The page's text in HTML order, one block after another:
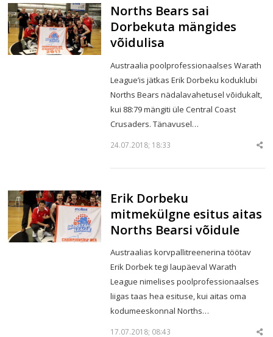
Norths Bears sai
Dorbekuta mängides
võidulisa
Austraalia poolprofessionaalses Warath
League’is jätkas Erik Dorbeku koduklubi
Norths Bears nädalavahetusel võidukalt,
kui 88:79 mängiti üle Central Coast
Crusaders. Tänavusel…
24.07.2018; 18:33
Erik Dorbeku
mitmekülgne esitus aitas
Norths Bearsi võidule
Austraalias korvpallitreenerina töötav
Erik Dorbek tegi laupäeval Warath
League nimelises poolprofessionaalses
liigas taas hea esituse, kui aitas oma
kodumeeskonnal Norths…
17.07.2018; 08:43